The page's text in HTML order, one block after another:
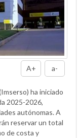
A+ a-
ha iniciado
2025-2026,
autónomas. A
reservar un total
de costa y